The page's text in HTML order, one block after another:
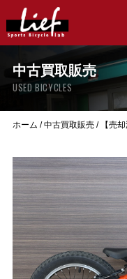
中古買取販売
USED BICYCLES
ホーム /中古買取販売/ 【売